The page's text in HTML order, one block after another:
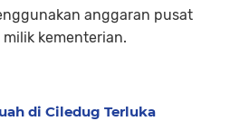
anggaran pusat
kementerian.
di Ciledug Terluka